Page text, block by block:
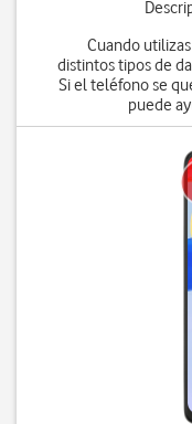
Cuando
distintos tipos de
Si el teléfono se
puede